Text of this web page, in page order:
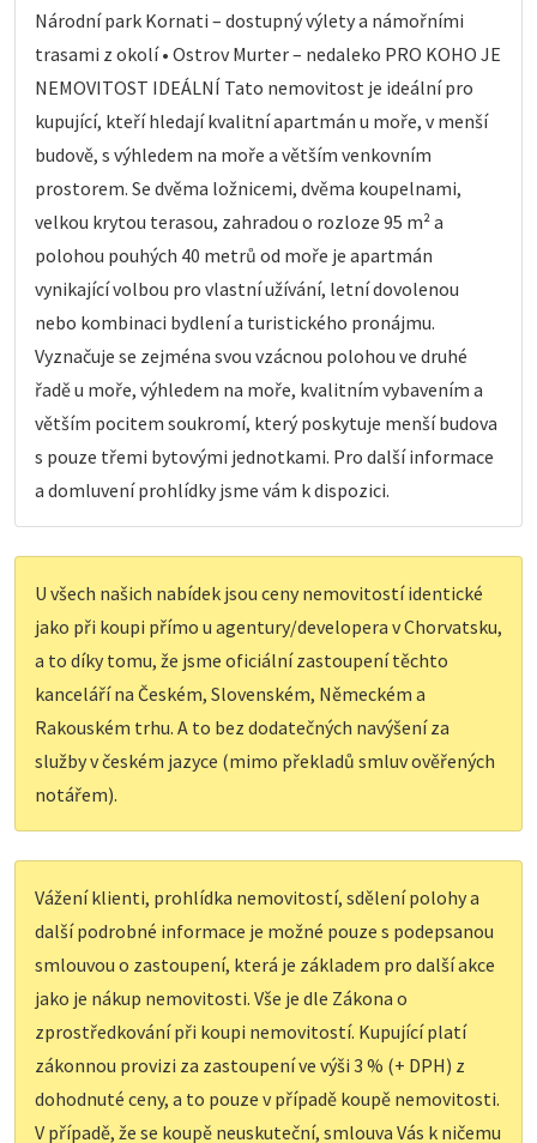
Národní park Kornati – dostupný výlety a námořními
trasami z okolí • Ostrov Murter – nedaleko PRO KOHO JE
NEMOVITOST IDEÁLNÍ Tato nemovitost je ideální pro
kupující, kteří hledají kvalitní apartmán u moře, v menší
budově, s výhledem na moře a větším venkovním
prostorem. Se dvěma ložnicemi, dvěma koupelnami,
velkou krytou terasou, zahradou o rozloze 95 m² a
polohou pouhých 40 metrů od moře je apartmán
vynikající volbou pro vlastní užívání, letní dovolenou
nebo kombinaci bydlení a turistického pronájmu.
Vyznačuje se zejména svou vzácnou polohou ve druhé
řadě u moře, výhledem na moře, kvalitním vybavením a
větším pocitem soukromí, který poskytuje menší budova
s pouze třemi bytovými jednotkami. Pro další informace
a domluvení prohlídky jsme vám k dispozici.
U všech našich nabídek jsou ceny nemovitostí identické
jako při koupi přímo u agentury/developera v Chorvatsku,
a to díky tomu, že jsme oficiální zastoupení těchto
kanceláří na Českém, Slovenském, Německém a
Rakouském trhu. A to bez dodatečných navýšení za
služby v českém jazyce (mimo překladů smluv ověřených
notářem).
Vážení klienti, prohlídka nemovitostí, sdělení polohy a
další podrobné informace je možné pouze s podepsanou
smlouvou o zastoupení, která je základem pro další akce
jako je nákup nemovitosti. Vše je dle Zákona o
zprostředkování při koupi nemovitostí. Kupující platí
zákonnou provizi za zastoupení ve výši 3 % (+ DPH) z
dohodnuté ceny, a to pouze v případě koupě nemovitosti.
V případě, že se koupě neuskuteční, smlouva Vás k ničemu